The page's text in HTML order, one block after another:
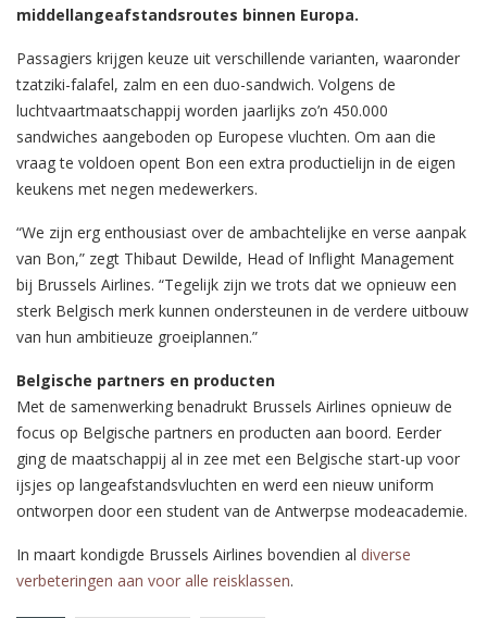
middellangeafstandsroutes binnen Europa.
Passagiers krijgen keuze uit verschillende varianten, waaronder
tzatziki-falafel, zalm en een duo-sandwich. Volgens de
luchtvaartmaatschappij worden jaarlijks zo’n 450.000
sandwiches aangeboden op Europese vluchten. Om aan die
vraag te voldoen opent Bon een extra productielijn in de eigen
keukens met negen medewerkers.
“We zijn erg enthousiast over de ambachtelijke en verse aanpak
van Bon,” zegt Thibaut Dewilde, Head of Inflight Management
bij Brussels Airlines. “Tegelijk zijn we trots dat we opnieuw een
sterk Belgisch merk kunnen ondersteunen in de verdere uitbouw
van hun ambitieuze groeiplannen.”
Belgische partners en producten
Met de samenwerking benadrukt Brussels Airlines opnieuw de
focus op Belgische partners en producten aan boord. Eerder
ging de maatschappij al in zee met een Belgische start-up voor
ijsjes op langeafstandsvluchten en werd een nieuw uniform
ontworpen door een student van de Antwerpse modeacademie.
In maart kondigde Brussels Airlines bovendien al diverse
verbeteringen aan voor alle reisklassen.